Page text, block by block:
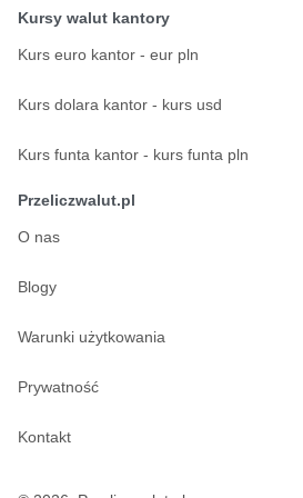
Kursy walut kantory
Kurs euro kantor - eur pln
Kurs dolara kantor - kurs usd
Kurs funta kantor - kurs funta pln
Przeliczwalut.pl
O nas
Blogy
Warunki użytkowania
Prywatność
Kontakt